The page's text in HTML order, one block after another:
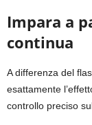
Impara a
continua
A differenza del
esattamente
controllo preciso